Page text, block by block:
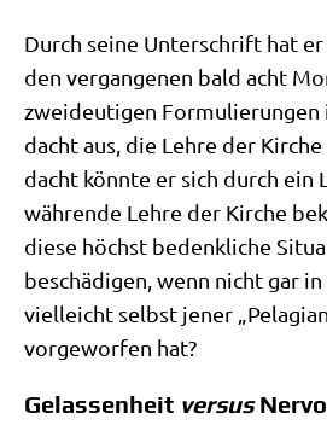
Durch sei­ne Unter­schrift hat
den ver­gan­ge­nen bald acht
zwei­deu­ti­gen For­mu­lie­run­gen
dacht aus, die Leh­re der
dacht könn­te er sich durch
wäh­ren­de Leh­re der Kir­che
die­se höchst bedenk­li­che
beschä­di­gen, wenn nicht gar
viel­leicht selbst jener
vor­ge­wor­fen hat?
Gelassenheit versus